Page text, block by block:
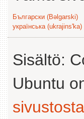
Български (Bəlgarski)
українська (ukrajins'ka)
Sisältö:
Ubuntu
sivustosta